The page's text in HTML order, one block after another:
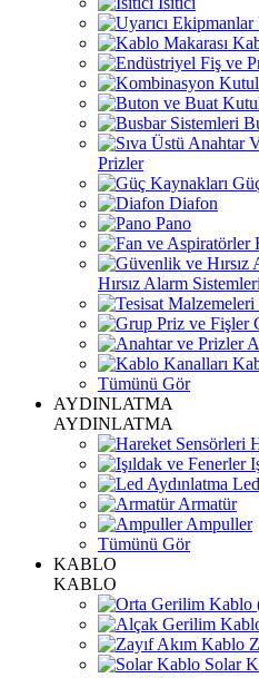
Prizler
Diafon
Pano
Hırsız Alarm Sistemleri
Tümünü Gör
AYDINLATMA
AYDINLATMA
Armatür
Ampuller
Tümünü Gör
KABLO
KABLO
Solar